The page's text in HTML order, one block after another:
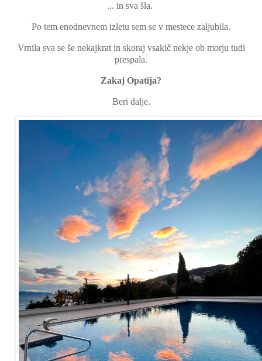
... in sva šla.
Po tem enodnevnem izletu sem se v mestece zaljubila.
Vrnila sva se še nekajkrat in skoraj vsakič nekje ob morju tudi
prespala.
Zakaj Opatija?
Beri dalje.